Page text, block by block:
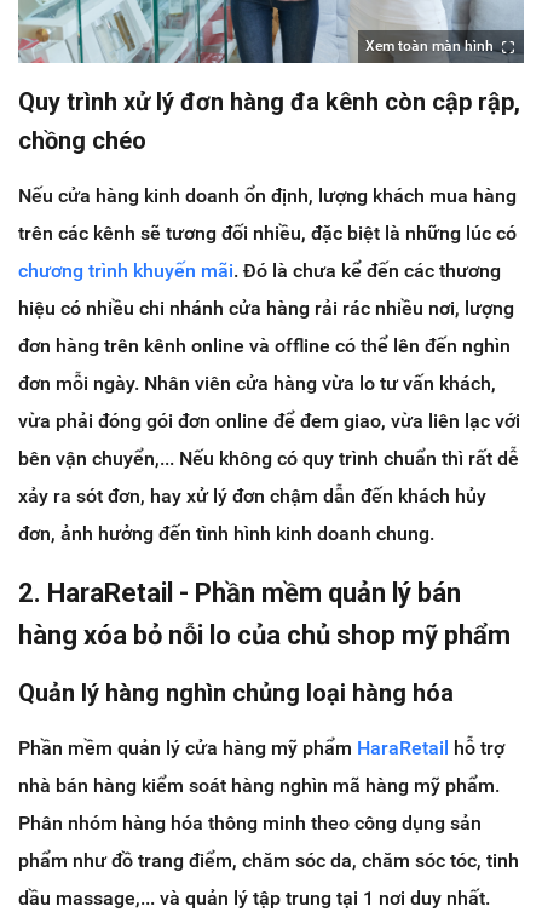
Xem toàn màn hình
Quy trình xử lý đơn hàng đa kênh còn cập rập,
chồng chéo
Nếu cửa hàng kinh doanh ổn định, lượng khách mua hàng
trên các kênh sẽ tương đối nhiều, đặc biệt là những lúc có
chương trình khuyến mãi. Đó là chưa kể đến các thương
hiệu có nhiều chi nhánh cửa hàng rải rác nhiều nơi, lượng
đơn hàng trên kênh online và offline có thể lên đến nghìn
đơn mỗi ngày. Nhân viên cửa hàng vừa lo tư vấn khách,
vừa phải đóng gói đơn online để đem giao, vừa liên lạc với
bên vận chuyển,... Nếu không có quy trình chuẩn thì rất dễ
xảy ra sót đơn, hay xử lý đơn chậm dẫn đến khách hủy
đơn, ảnh hưởng đến tình hình kinh doanh chung.
2. HaraRetail - Phần mềm quản lý bán
hàng xóa bỏ nỗi lo của chủ shop mỹ phẩm
Quản lý hàng nghìn chủng loại hàng hóa
Phần mềm quản lý cửa hàng mỹ phẩm HaraRetail hỗ trợ
nhà bán hàng kiểm soát hàng nghìn mã hàng mỹ phẩm.
Phân nhóm hàng hóa thông minh theo công dụng sản
phẩm như đồ trang điểm, chăm sóc da, chăm sóc tóc, tinh
dầu massage,... và quản lý tập trung tại 1 nơi duy nhất.